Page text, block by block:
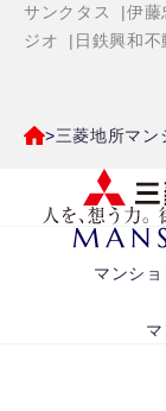
サンクタス
伊藤
ジオ
日鉄興和不
三菱地所マ
マンシ